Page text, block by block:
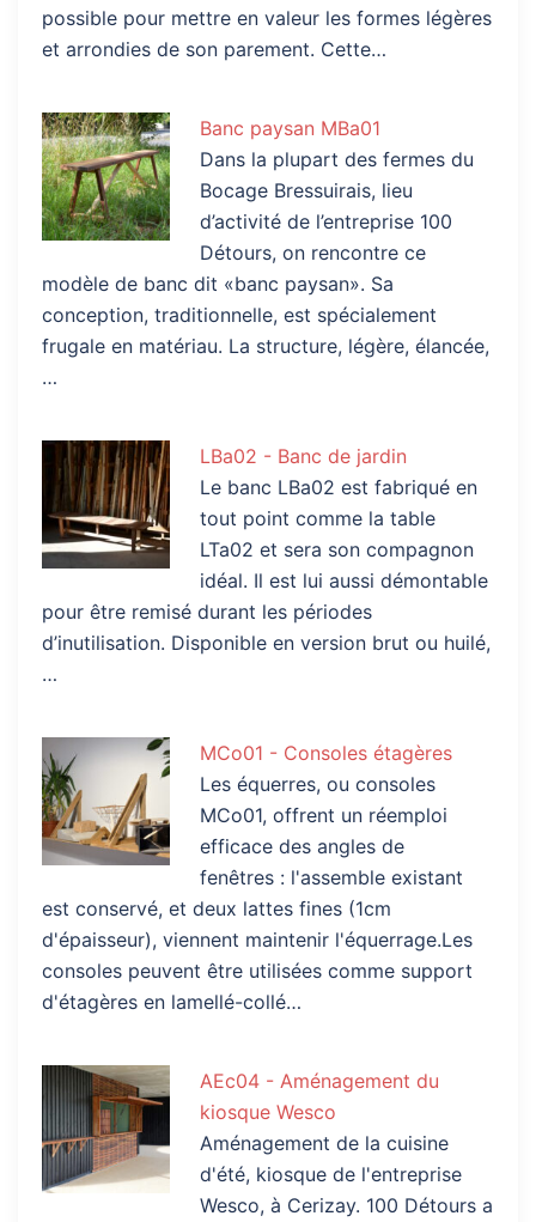
possible pour mettre en valeur les formes légères
et arrondies de son parement. Cette…
Banc paysan MBa01
Dans la plupart des fermes du
Bocage Bressuirais, lieu
d’activité de l’entreprise 100
Détours, on rencontre ce
modèle de banc dit «banc paysan». Sa
conception, traditionnelle, est spécialement
frugale en matériau. La structure, légère, élancée,
…
LBa02 - Banc de jardin
Le banc LBa02 est fabriqué en
tout point comme la table
LTa02 et sera son compagnon
idéal. Il est lui aussi démontable
pour être remisé durant les périodes
d’inutilisation. Disponible en version brut ou huilé,
…
MCo01 - Consoles étagères
Les équerres, ou consoles
MCo01, offrent un réemploi
efficace des angles de
fenêtres : l'assemble existant
est conservé, et deux lattes fines (1cm
d'épaisseur), viennent maintenir l'équerrage.Les
consoles peuvent être utilisées comme support
d'étagères en lamellé-collé…
AEc04 - Aménagement du
kiosque Wesco
Aménagement de la cuisine
d'été, kiosque de l'entreprise
Wesco, à Cerizay. 100 Détours a